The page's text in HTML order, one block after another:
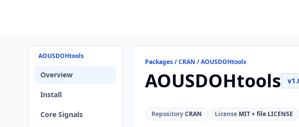
AOUSDOHtools
Overview
Install
Core Signals
Packages / CRAN / AOUSDOHtools
AOUSDOHtools
RepositoryCRAN License MIT + file LICENSE